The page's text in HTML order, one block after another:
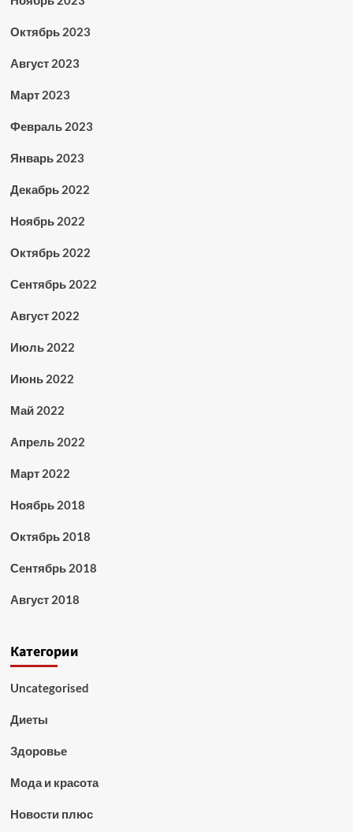
Октябрь 2023
Август 2023
Март 2023
Февраль 2023
Январь 2023
Декабрь 2022
Ноябрь 2022
Октябрь 2022
Сентябрь 2022
Август 2022
Июль 2022
Июнь 2022
Май 2022
Апрель 2022
Март 2022
Ноябрь 2018
Октябрь 2018
Сентябрь 2018
Август 2018
Категории
Uncategorised
Диеты
Здоровье
Мода и красота
Новости плюс